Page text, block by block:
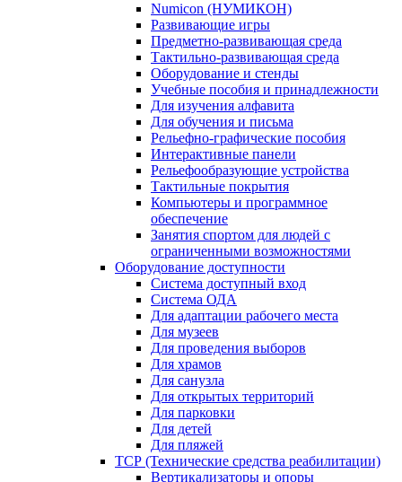
Numicon (НУМИКОН)
Развивающие игры
Предметно-развивающая среда
Тактильно-развивающая среда
Оборудование и стенды
Учебные пособия и принадлежности
Для изучения алфавита
Для обучения и письма
Рельефно-графические пособия
Интерактивные панели
Рельефообразующие устройства
Тактильные покрытия
Компьютеры и программное
обеспечение
Занятия спортом для людей с
ограниченными возможностями
Оборудование доступности
Система доступный вход
Система ОДА
Для адаптации рабочего места
Для музеев
Для проведения выборов
Для храмов
Для санузла
Для открытых территорий
Для парковки
Для детей
Для пляжей
ТСР (Технические средства реабилитации)
Вертикализаторы и опоры